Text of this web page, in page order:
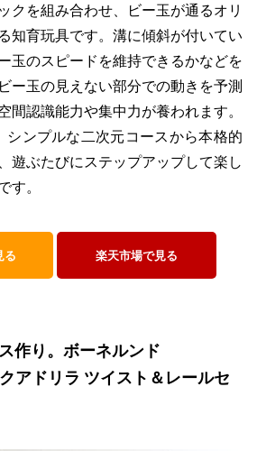
クを組み合わせ、ビー玉が通るオリ
知育玩具です。溝に傾斜が付いてい
玉のスピードを維持できるかなどを
ー玉の見えない部分での動きを予測
間認識能力や集中力が養われます。
シンプルな二次元コースから本格的
遊ぶたびにステップアップして楽し
す。
る 楽天市場で見る
作り。ボーネルンド
アドリラ ツイスト＆レールセ